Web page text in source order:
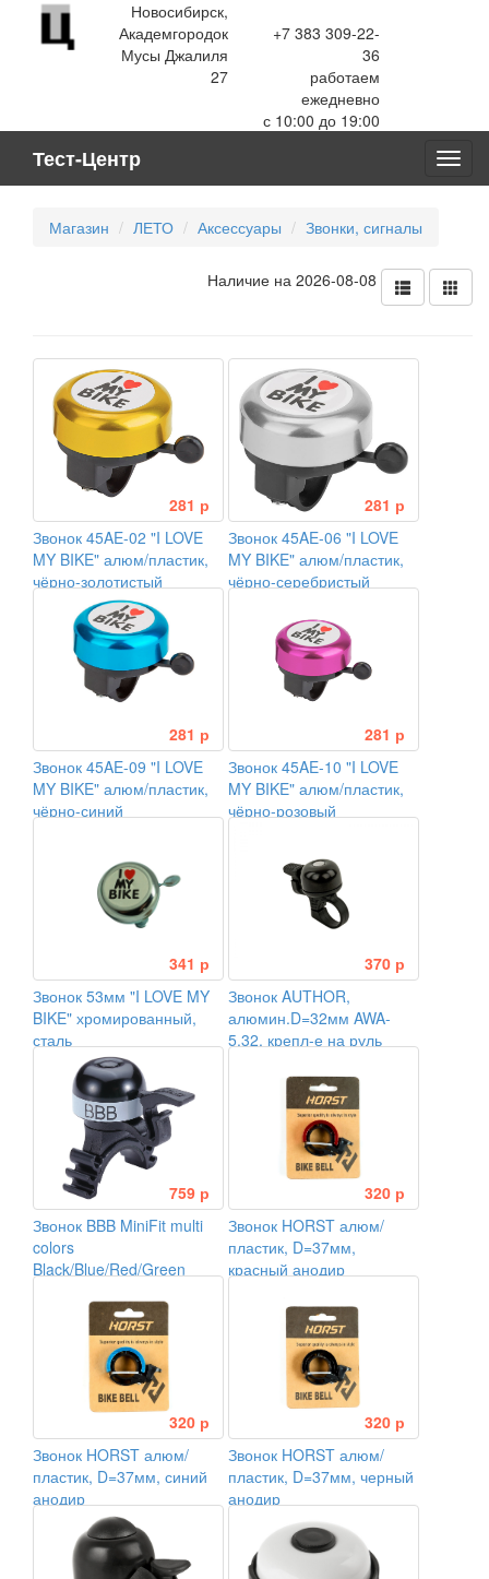
Новосибирск,
Академгородок
Мусы Джалиля
27
+7 383 309-22-
36
работаем
ежедневно
с 10:00 до 19:00
Тест-Центр
Магазин ЛЕТО Аксессуары Звонки, сигналы
Наличие на 2026-08-08
281 р
Звонок 45AE-02 "I LOVE
MY BIKE" алюм/пластик,
чёрно-золотистый
281 р
Звонок 45AE-06 "I LOVE
MY BIKE" алюм/пластик,
чёрно-серебристый
281 р
Звонок 45AE-09 "I LOVE
MY BIKE" алюм/пластик,
чёрно-синий
281 р
Звонок 45AE-10 "I LOVE
MY BIKE" алюм/пластик,
чёрно-розовый
341 р
Звонок 53мм "I LOVE MY
BIKE" хромированный,
сталь
370 р
Звонок AUTHOR,
алюмин.D=32мм AWA-
5.32, крепл-е на руль
759 р
Звонок BBB MiniFit multi
colors
Black/Blue/Red/Green
320 р
Звонок HORST алюм/
пластик, D=37мм,
красный анодир
320 р
Звонок HORST алюм/
пластик, D=37мм, синий
анодир
320 р
Звонок HORST алюм/
пластик, D=37мм, черный
анодир